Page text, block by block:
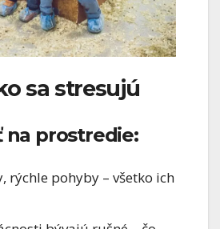
sa stresujú
na prostredie:
rýchle pohyby – všetko ich